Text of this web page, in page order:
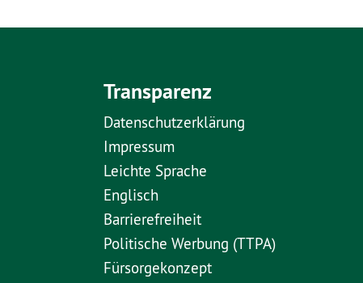
Transparenz
Datenschutzerklärung
Impressum
Leichte Sprache
Englisch
Barrierefreiheit
Politische Werbung (TTPA)
Fürsorgekonzept